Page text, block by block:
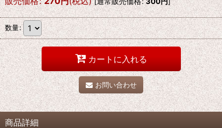
数量:
カートに入れる
お問い合わせ
商品詳細